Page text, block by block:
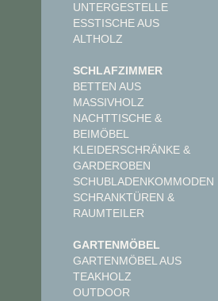
UNTERGESTELLE
ESSTISCHE AUS
ALTHOLZ
SCHLAFZIMMER
BETTEN AUS
MASSIVHOLZ
NACHTTISCHE &
BEIMÖBEL
KLEIDERSCHRÄNKE &
GARDEROBEN
SCHUBLADENKOMMODEN
SCHRANKTÜREN &
RAUMTEILER
GARTENMÖBEL
GARTENMÖBEL AUS
TEAKHOLZ
OUTDOOR